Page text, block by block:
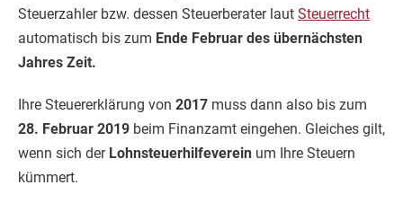
Steuerzahler bzw. dessen Steuerberater laut Steuerrecht
automatisch bis zum Ende Februar des übernächsten
Jahres Zeit.
Ihre Steuererklärung von 2017 muss dann also bis zum
28. Februar 2019 beim Finanzamt eingehen. Gleiches gilt,
wenn sich der Lohnsteuerhilfeverein um Ihre Steuern
kümmert.